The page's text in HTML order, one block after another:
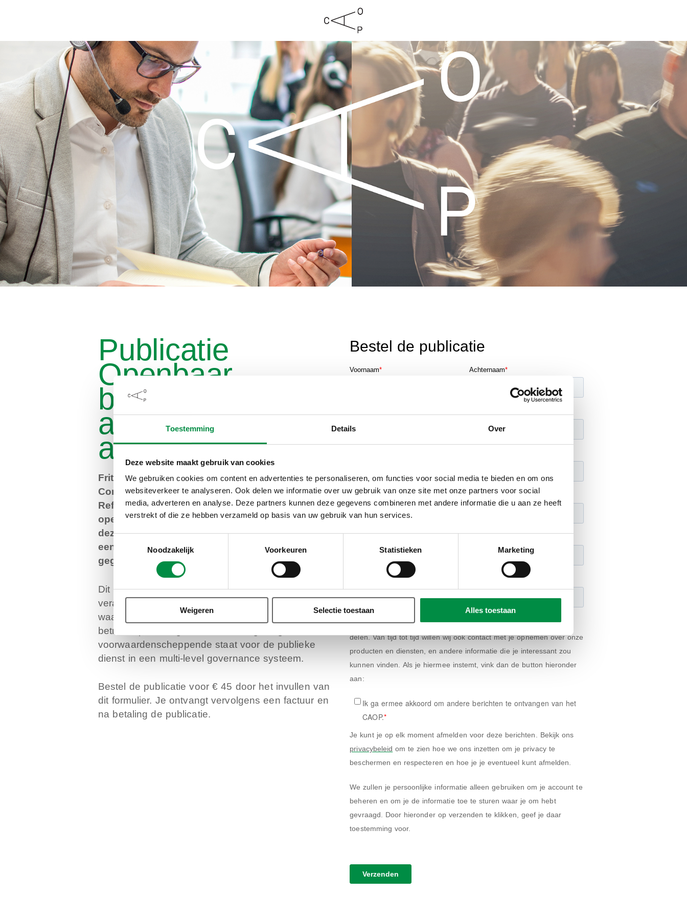
Toestemming Details Over
Deze website maakt gebruik van cookies
We gebruiken cookies om content en advertenties te personaliseren, om functies voor social media te bieden en om ons
websiteverkeer te analyseren. Ook delen we informatie over uw gebruik van onze site met onze partners voor social
media, adverteren en analyse. Deze partners kunnen deze gegevens combineren met andere informatie die u aan ze heeft
verstrekt of die ze hebben verzameld op basis van uw gebruik van hun services.
Toestemmingsselectie
Noodzakelijk
Voorkeuren Statistieken Marketing
Weigeren Selectie toestaan Alles toestaan
Publicatie
Openbaar
bestuur en het
ambtelijk
apparaat
Frits van der Meer, hoogleraar op de leerstoel
Comparative Public Sector en Civil Service
Reform, heeft 10 jaar onderzoek gedaan naar het
openbaar bestuur en het ambtelijk apparaat. In
deze publicatie lees je zijn bevindingen, ook voor
een groot deel gebaseerd op empirische
gegevens.
Dit boek heeft als onderwerp: de studie van
veranderingen in het openbaar bestuur, met name
waar het de relatie met het ambtelijk apparaat
betreft. Specifiek gaat het over de gevolgen van de
voorwaardenscheppende staat voor de publieke
dienst in een multi-level governance systeem.
Bestel de publicatie voor € 45 door het invullen van
dit formulier. Je ontvangt vervolgens een factuur en
na betaling de publicatie.
Bestel de publicatie
Voornaam* Achternaam*
Postcode*
Aantal bestelde exemplaren
Het CAOP gebruikt je gegevens om de publicatie met je te kunnen
delen. Van tijd tot tijd willen wij ook contact met je opnemen over onze
producten en diensten, en andere informatie die je interessant zou
kunnen vinden. Als je hiermee instemt, vink dan de button hieronder
aan:
Ik ga ermee akkoord om andere berichten te ontvangen van het
CAOP.*
Je kunt je op elk moment afmelden voor deze berichten. Bekijk ons
privacybeleid om te zien hoe we ons inzetten om je privacy te
beschermen en respecteren en hoe je je eventueel kunt afmelden.
We zullen je persoonlijke informatie alleen gebruiken om je account te
beheren en om je de informatie toe te sturen waar je om hebt
gevraagd. Door hieronder op verzenden te klikken, geef je daar
toestemming voor.